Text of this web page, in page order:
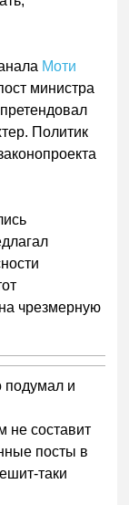
Моти
министра
Политик
чрезмерную
подумал и
не составит
посты в
таки